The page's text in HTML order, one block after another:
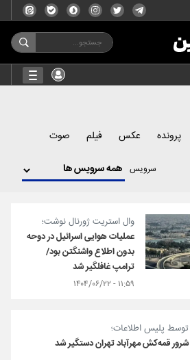
پرونده عکس فیلم صوت
سرویس
وال استریت ژورنال نوشت؛
عملیات هوایی اسرائیل در دوحه
بدون اطلاع واشنگتن بود/
ترامپ غافلگیر شد
۱۱:۵۹ - ۱۴۰۴/۰۶/۲۲
توسط پلیس اطلاعات؛
شرور قمه‌کش مهرآباد تهران دستگیر شد